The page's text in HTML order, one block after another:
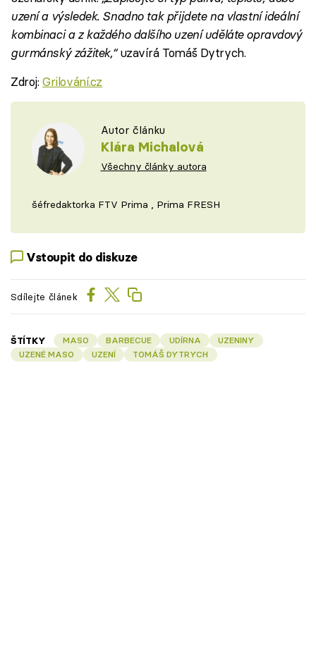
uzení a výsledek. Snadno tak přijdete na vlastní ideální
kombinaci a z každého dalšího uzení uděláte opravdový
gurmánský zážitek,“uzavírá Tomáš Dytrych.
Zdroj:Grilování.cz
Autor článku
Klára Michalová
Všechny články autora
šéfredaktorka FTV Prima , Prima FRESH
Vstoupit do diskuze
Sdílejte článek
ŠTÍTKY MASO BARBECUE UDÍRNA
UZENINY
UZENÉ MASO
UZENÍ TOMÁŠ DYTRYCH